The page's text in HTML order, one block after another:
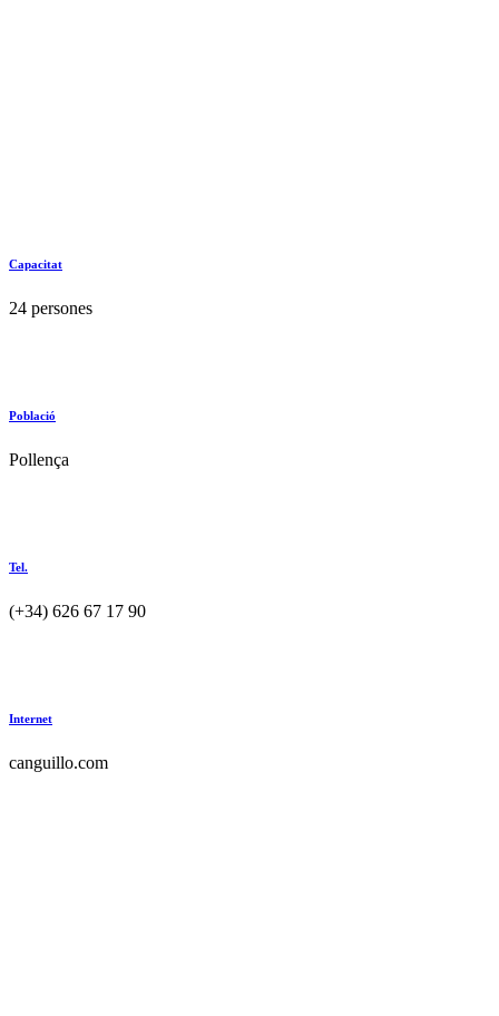
Capacitat
24 persones
Població
Pollença
Tel.
(+34) 626 67 17 90
Internet
canguillo.com